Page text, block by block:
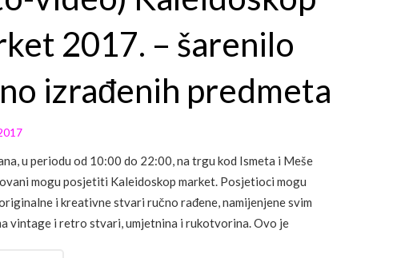
2017. – šarenilo
izrađenih predmeta
u periodu od 10:00 do 22:00, na trgu kod Ismeta i Meše
mogu posjetiti Kaleidoskop market. Posjetioci mogu
i kreativne stvari ručno rađene, namijenjene svim
vintage i retro stvari, umjetnina i rukotvorina. Ovo je